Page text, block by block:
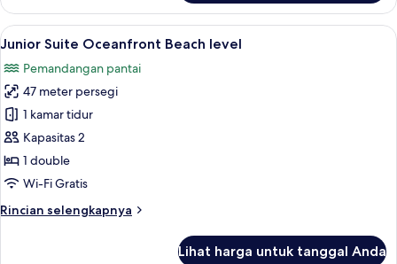
Junior
Suite
Ocean
Top
level
Lihat
semua
foto
untuk
Junior
Suite
Oceanfront
Beach
9
Junior Suite Oceanfront Beach level
Pemandangan pantai
47 meter persegi
1 kamar tidur
Kapasitas 2
1 double
Wi-Fi Gratis
Rincian selengkapnya
Rincian
Lihat harga untuk tanggal Anda